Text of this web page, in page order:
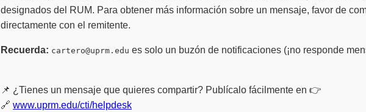
designados del RUM. Para obtener más información sobre un mensaje, favor de
directamente con el remitente.
Recuerda: cartero@uprm.edu es solo un buzón de notificaciones (¡no responde
📌 ¿Tienes un mensaje que quieres compartir? Publícalo fácilmente en 👉
🔗 www.uprm.edu/cti/helpdesk